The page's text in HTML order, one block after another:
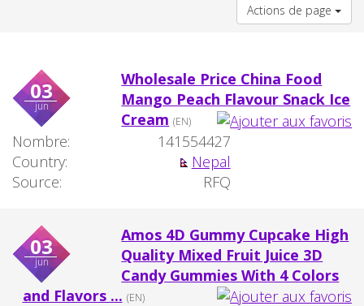
Actions de page
03
jun
Wholesale Price China Food
Mango Peach Flavour Snack Ice
Cream (EN)
Nombre:
141554427
Country:
Nepal
Source:
RFQ
03
jun
Amos 4D Gummy Cupcake High
Quality Mixed Fruit Juice 3D
Candy Gummies With 4 Colors
and Flavors ... (EN)